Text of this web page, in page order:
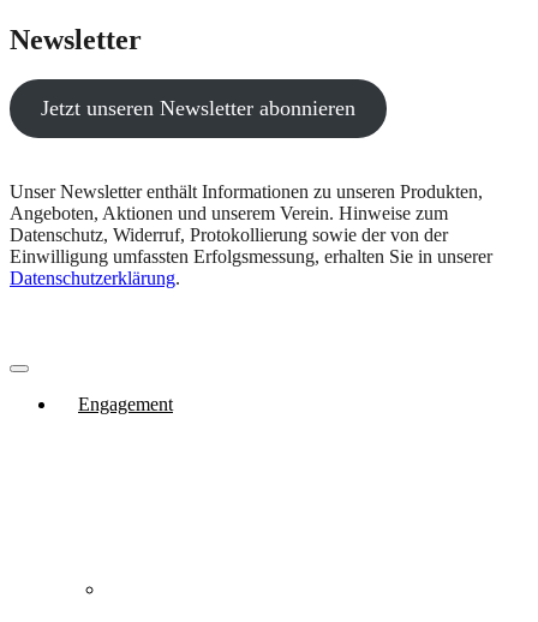
Newsletter
Jetzt unseren Newsletter abonnieren
Unser Newsletter enthält Informationen zu unseren Produkten,
Angeboten, Aktionen und unserem Verein. Hinweise zum
Datenschutz, Widerruf, Protokollierung sowie der von der
Einwilligung umfassten Erfolgsmessung, erhalten Sie in unserer
Datenschutzerklärung.
Engagement